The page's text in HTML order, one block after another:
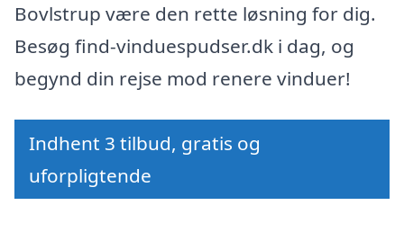
Bovlstrup være den rette løsning for dig.
Besøg find-vinduespudser.dk i dag, og
begynd din rejse mod renere vinduer!
Indhent 3 tilbud, gratis og
uforpligtende